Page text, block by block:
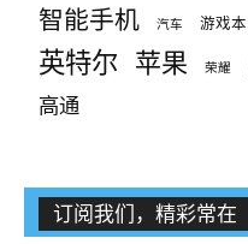
智能手机 汽车 游戏本
英特尔 苹果 荣耀
高通
订阅我们，精彩常在